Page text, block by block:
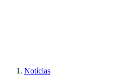
Notícias